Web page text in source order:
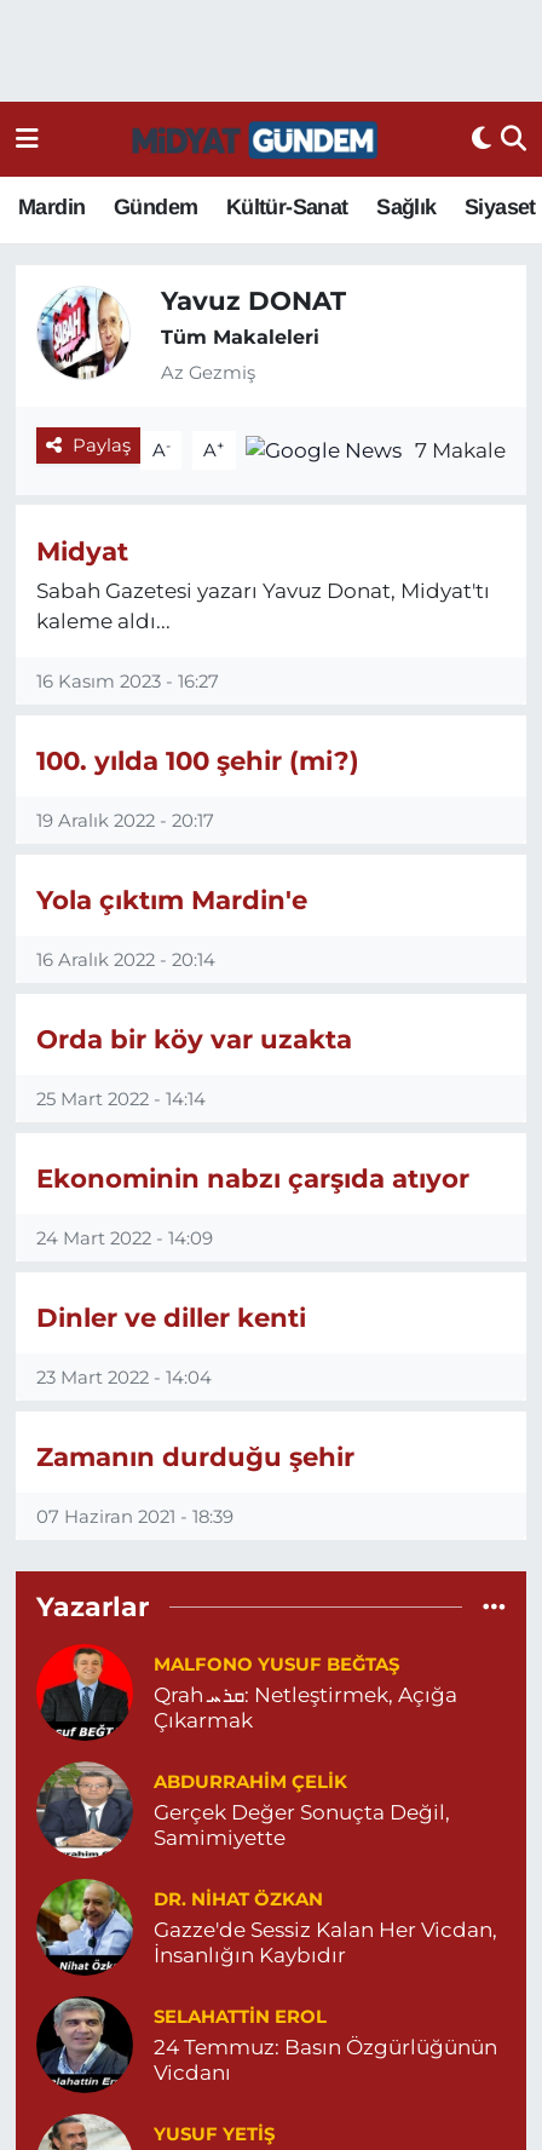
Mardin Gündem Kültür-Sanat Sağlık Siyaset
Yavuz DONAT
Tüm Makaleleri
Az Gezmiş
Paylaş A- A+ 7 Makale
Midyat
Sabah Gazetesi yazarı Yavuz Donat, Midyat'tı
kaleme aldı...
16 Kasım 2023 - 16:27
100. yılda 100 şehir (mi?)
19 Aralık 2022 - 20:17
Yola çıktım Mardin'e
16 Aralık 2022 - 20:14
Orda bir köy var uzakta
25 Mart 2022 - 14:14
Ekonominin nabzı çarşıda atıyor
24 Mart 2022 - 14:09
Dinler ve diller kenti
23 Mart 2022 - 14:04
Zamanın durduğu şehir
07 Haziran 2021 - 18:39
Yazarlar
MALFONO YUSUF BEĞTAŞ
Qrah ܩܪܚ: Netleştirmek, Açığa
Çıkarmak
ABDURRAHIM ÇELİK
Gerçek Değer Sonuçta Değil,
Samimiyette
DR. NIHAT ÖZKAN
Gazze'de Sessiz Kalan Her Vicdan,
İnsanlığın Kaybıdır
SELAHATTIN EROL
24 Temmuz: Basın Özgürlüğünün
Vicdanı
YUSUF YETİŞ